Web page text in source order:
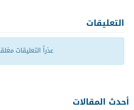
التعليقات
عذراً التعليقات
أحدث المقالات